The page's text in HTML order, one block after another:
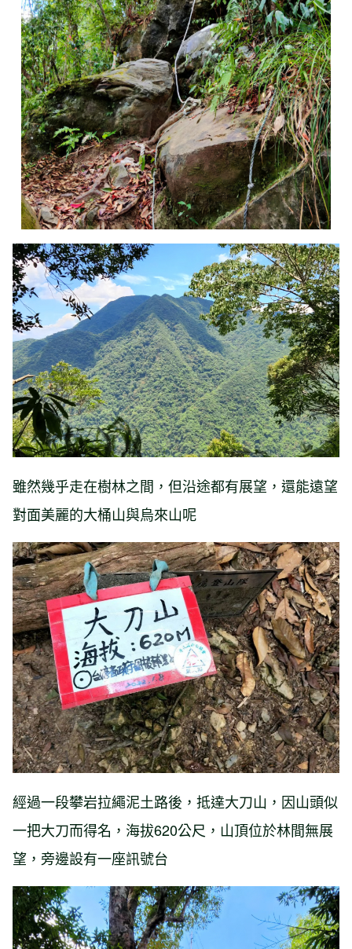
雖然幾乎走在樹林之間，但沿途都有展望，還能遠望
對面美麗的大桶山與烏來山呢
經過一段攀岩拉繩泥土路後，抵達大刀山， 因山頭似
一把大刀而得名， 海拔620公尺，山頂位於林間無展
望，旁邊設有一座訊號台